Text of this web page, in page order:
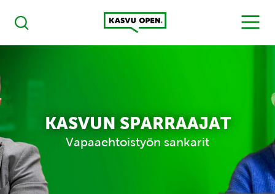
Haku
Kasvu Open
MENU
KASVUN SPARRAAJAT
Vapaaehtoistyön sankarit